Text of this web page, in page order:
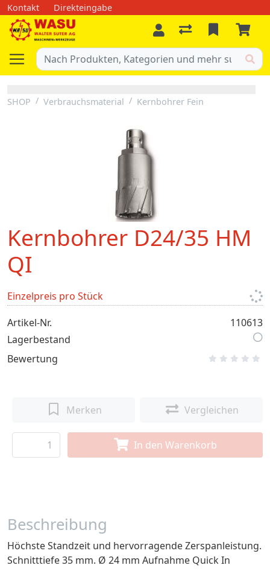
Kontakt Direkteingabe
SHOP Verbrauchsmaterial Kernbohrer Fein
Kernbohrer D24/35 HM
QI
Einzelpreis pro Stück
Artikel-Nr.
110613
Lagerbestand
Bewertung
Merken Vergleichen
In den Warenkorb
Beschreibung
Höchste Standzeit und hervorragende Zerspanleistung.
Schnitttiefe 35 mm. Ø 24 mm Aufnahme Quick In